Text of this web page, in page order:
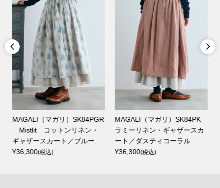

MAGALI（マガリ）SK84PGR
Mistlit コットンリネン・
ギャザースカート／ブルー...
¥36,300(税込)
MAGALI（マガリ）SK84PK
ラミーリネン・ギャザースカ
ート／ダスティコーラル
¥36,300(税込)
